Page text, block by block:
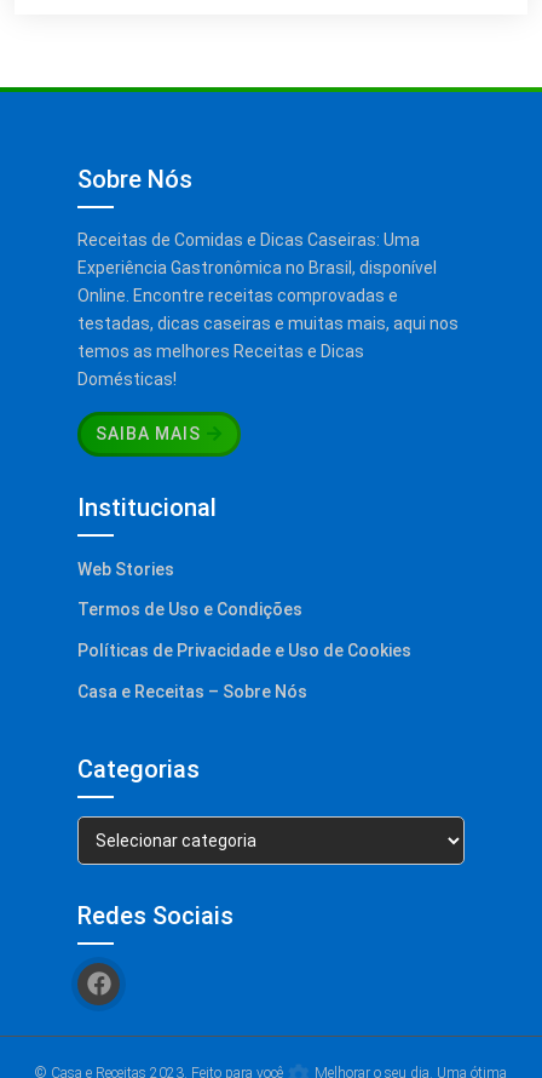
Sobre Nós
Receitas de Comidas e Dicas Caseiras: Uma
Experiência Gastronômica no Brasil, disponível
Online. Encontre receitas comprovadas e
testadas, dicas caseiras e muitas mais, aqui nos
temos as melhores Receitas e Dicas
Domésticas!
SAIBA MAIS
Institucional
Web Stories
Termos de Uso e Condições
Políticas de Privacidade e Uso de Cookies
Casa e Receitas – Sobre Nós
Categorias
Redes Sociais
© Casa e Receitas 2023. Feito para você Melhorar o seu dia. Uma ótima